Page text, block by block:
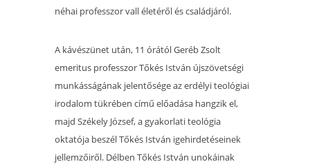
néhai professzor vall életéről és családjáról.
A kávészünet után, 11 órától Geréb Zsolt
emeritus professzor Tőkés István újszövetségi
munkásságának jelentősége az erdélyi teológiai
irodalom tükrében című előadása hangzik el,
majd Székely József, a gyakorlati teológia
oktatója beszél Tőkés István igehirdetéseinek
jellemzőiről. Délben Tőkés István unokáinak